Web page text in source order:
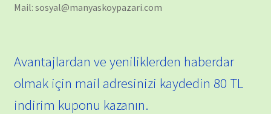
Mail: sosyal@manyaskoypazari.com
Avantajlardan ve yeniliklerden haberdar
olmak için mail adresinizi kaydedin 80 TL
indirim kuponu kazanın.